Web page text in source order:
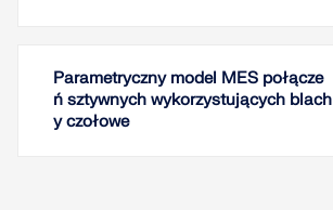
Parametryczny model MES połącze
ń sztywnych wykorzystujących blach
y czołowe